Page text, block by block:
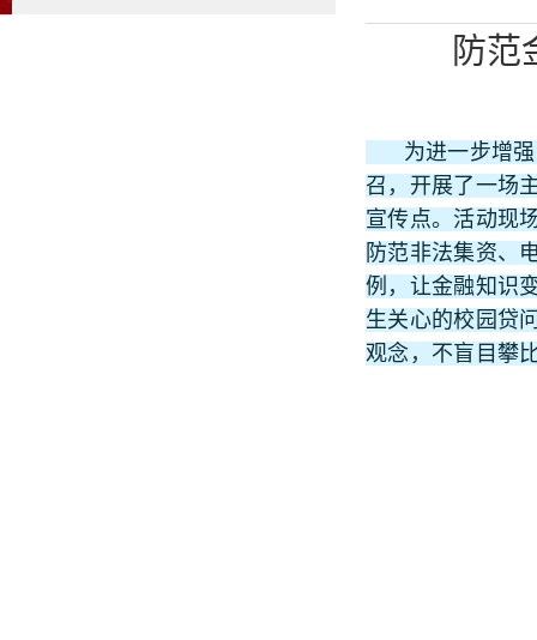
防范
为进一步增强
召，开展了一场
宣传点。活动现
防范非法集资、
例，让金融知识
生关心的校园贷
观念，不盲目攀